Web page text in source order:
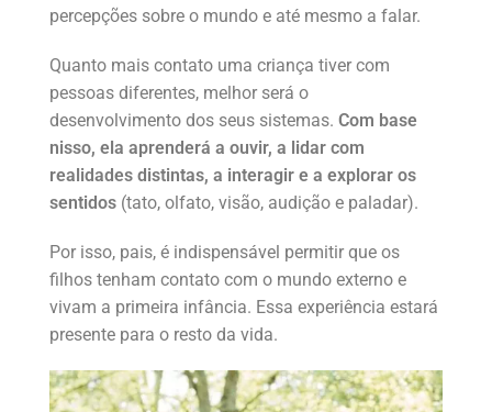
percepções sobre o mundo e até mesmo a falar.
Quanto mais contato uma criança tiver com
pessoas diferentes, melhor será o
desenvolvimento dos seus sistemas. Com base
nisso, ela aprenderá a ouvir, a lidar com
realidades distintas, a interagir e a explorar os
sentidos (tato, olfato, visão, audição e paladar).
Por isso, pais, é indispensável permitir que os
filhos tenham contato com o mundo externo e
vivam a primeira infância. Essa experiência estará
presente para o resto da vida.